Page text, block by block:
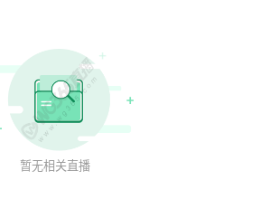
暂无相关直播